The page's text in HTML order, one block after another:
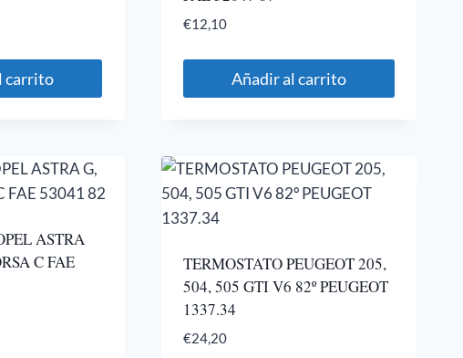
carrito
€12,10
Añadir al carrito
ASTRA
C FAE
TERMOSTATO PEUGEOT 205,
504, 505 GTI V6 82º PEUGEOT
1337.34
€24,20